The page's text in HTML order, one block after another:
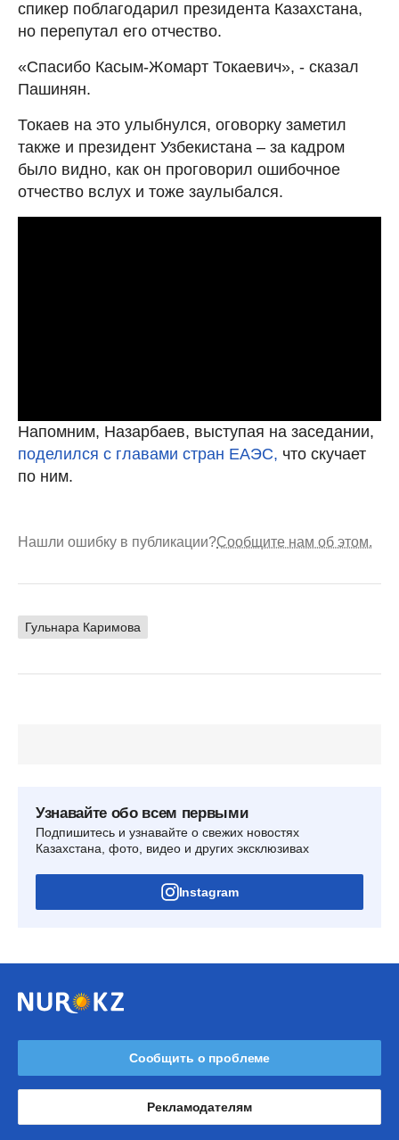
спикер поблагодарил президента Казахстана,
но перепутал его отчество.
«Спасибо Касым-Жомарт Токаевич», - сказал
Пашинян.
Токаев на это улыбнулся, оговорку заметил
также и президент Узбекистана – за кадром
было видно, как он проговорил ошибочное
отчество вслух и тоже заулыбался.
Напомним, Назарбаев, выступая на заседании,
поделился с главами стран ЕАЭС, что скучает
по ним.
Нашли ошибку в публикации?Сообщите нам об этом.
Гульнара Каримова
Узнавайте обо всем первыми
Подпишитесь и узнавайте о свежих новостях
Казахстана, фото, видео и других эксклюзивах
Instagram
Сообщить о проблеме
Рекламодателям